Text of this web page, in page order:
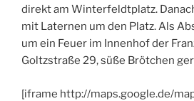
direkt am Winter­feldt­platz.
mit Laternen um den Platz. Als
um ein Feuer im Innenhof der
Goltzstraße 29, süße Brötchen
[iframe http://maps.google.de/